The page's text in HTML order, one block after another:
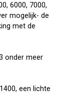
6000, 7000,
mogelijk- de
met de
onder meer
een lichte